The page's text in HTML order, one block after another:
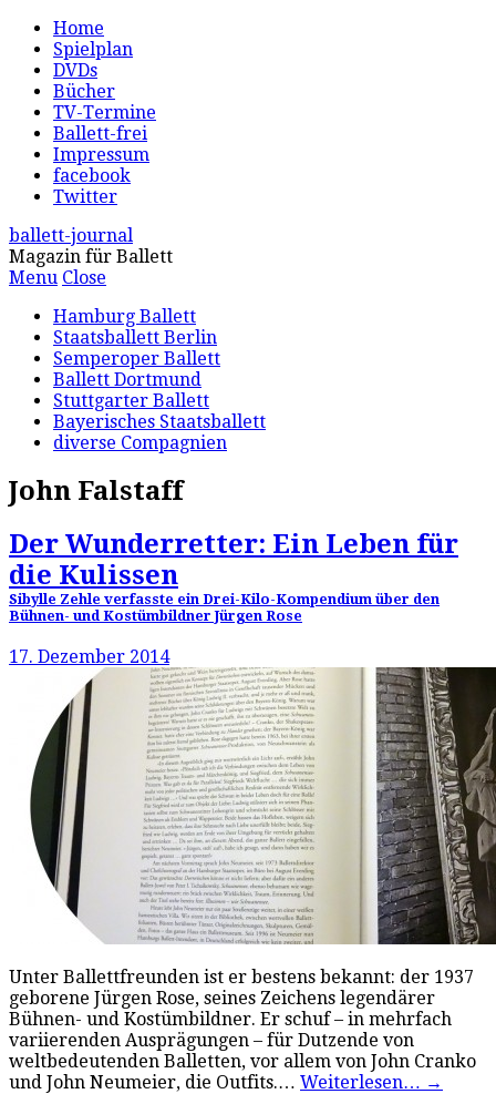
Home
Spielplan
DVDs
Bücher
TV-Termine
Ballett-frei
Impressum
facebook
Twitter
ballett-journal
Magazin für Ballett
Menu Close
Hamburg Ballett
Staatsballett Berlin
Semperoper Ballett
Ballett Dortmund
Stuttgarter Ballett
Bayerisches Staatsballett
diverse Compagnien
John Falstaff
Der Wunderretter: Ein Leben für
die Kulissen
Sibylle Zehle verfasste ein Drei-Kilo-Kompendium über den
Bühnen- und Kostümbildner Jürgen Rose
17. Dezember 2014
Unter Ballettfreunden ist er bestens bekannt: der 1937
geborene Jürgen Rose, seines Zeichens legendärer
Bühnen- und Kostümbildner. Er schuf – in mehrfach
variierenden Ausprägungen – für Dutzende von
weltbedeutenden Balletten, vor allem von John Cranko
und John Neumeier, die Outfits.… Weiterlesen… →